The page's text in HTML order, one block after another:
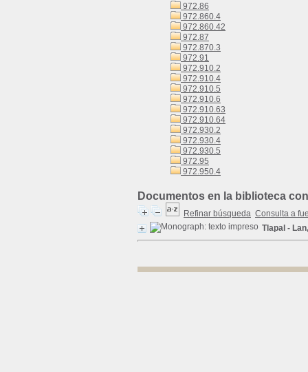
972.86
972.860.4
972.860.42
972.87
972.870.3
972.91
972.910.2
972.910.4
972.910.5
972.910.6
972.910.63
972.910.64
972.930.2
972.930.4
972.930.5
972.95
972.950.4
Documentos en la biblioteca
Refinar búsqueda Consulta a
Tlapal -